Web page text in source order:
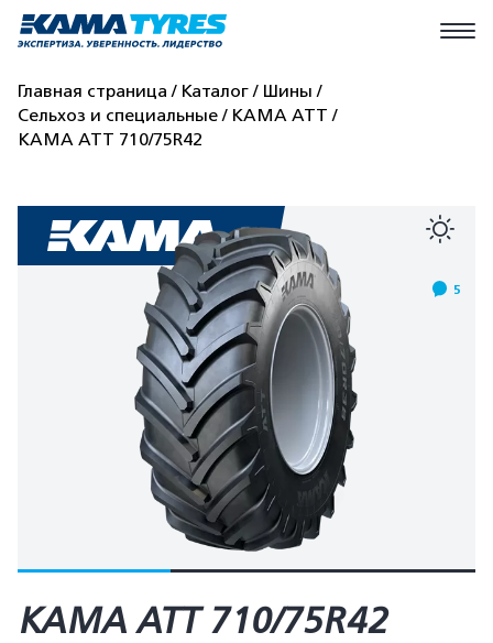
Главная страница Каталог
Шины
Сельхоз и специальные
КАМА АТТ
КАМА АТТ 710/75R42
5
КАМА АТТ 710/75R42